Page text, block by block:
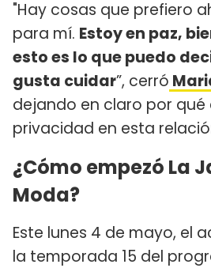
"Hay cosas que prefiero
para mí. Estoy en paz,
esto es lo que puedo
gusta cuidar”, cerró
dejando en claro por qué
privacidad en esta
¿Cómo empezó La
Moda?
Este lunes 4 de mayo, el
la temporada 15 del